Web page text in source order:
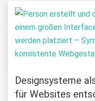
Designsysteme
für Websites